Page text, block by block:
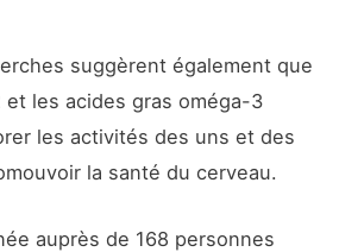
suggèrent également que
et les acides gras oméga-3
les activités des uns et des
la santé du cerveau.
auprès de 168 personnes